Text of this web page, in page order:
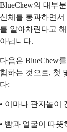
BlueChew의 대부
신체를 통과하면
를 알아차린다고
아닙니다.
다음은 BlueChew
험하는 것으로, 첫
다:
• 이마나 관자놀이
• 뺨과 얼굴이 따